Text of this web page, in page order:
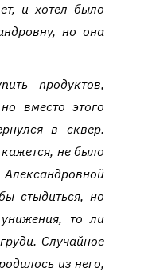
и хотел было
но она
продуктов,
вместо этого
в сквер.
не было
стыдиться, но
то ли
Случайное
из него,